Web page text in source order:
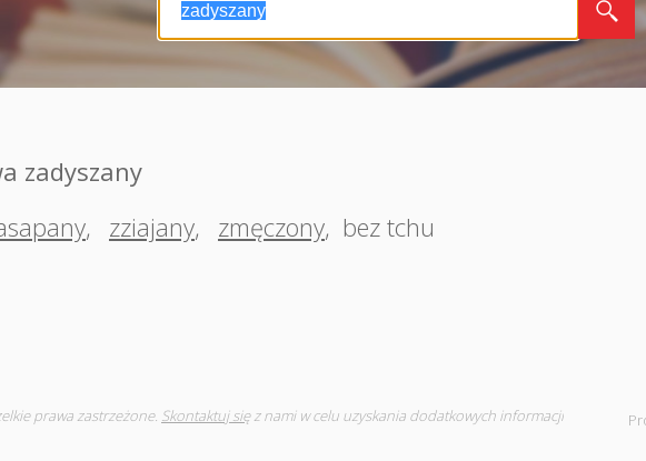
zadyszany
, zziajany, zmęczony, bez tchu
prawa zastrzeżone. Skontaktuj sięz nami w celu uzyskania dodatkowych informacji